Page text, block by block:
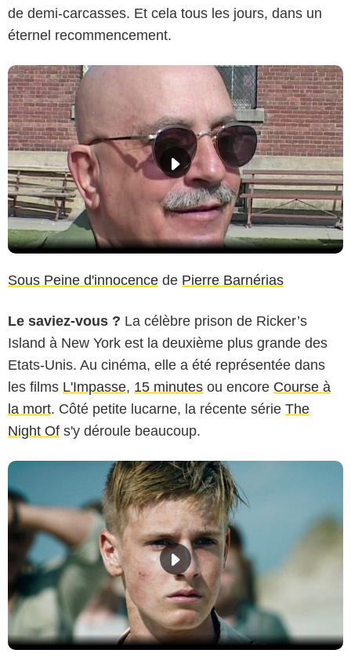
de demi-carcasses. Et cela tous les jours, dans un
éternel recommencement.
Sous Peine d'innocence de Pierre Barnérias
Le saviez-vous ? La célèbre prison de Ricker’s
Island à New York est la deuxième plus grande des
Etats-Unis. Au cinéma, elle a été représentée dans
les films L'Impasse, 15 minutes ou encore Course à
la mort. Côté petite lucarne, la récente série The
Night Of s'y déroule beaucoup.